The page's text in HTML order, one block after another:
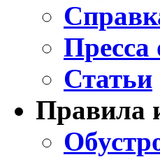
Пресса
Статьи
Правила